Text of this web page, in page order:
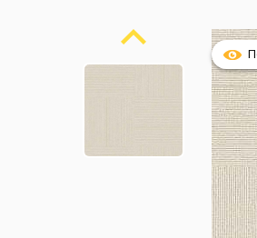
Каталог
Личный кабинет
(сменить город)